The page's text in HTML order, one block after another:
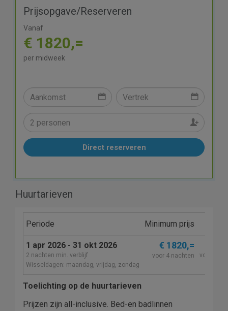
Prijsopgave/Reserveren
Vanaf
€ 1820,=
per midweek
Direct reserveren
Huurtarieven
Periode Minimum prijs
1 apr 2026 - 31 okt 2026
2 nachten min. verblijf
Wisseldagen: maandag, vrijdag, zondag
€ 1820,=
voor 4 nachten voor 7
Toelichting op de huurtarieven
Prijzen zijn all-inclusive. Bed-en badlinnen